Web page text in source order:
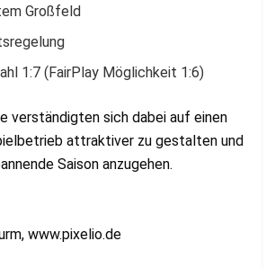
Großfeld
1:7 (FairPlay Möglichkeit 1:6)
verständigten sich dabei auf einen
attraktiver zu gestalten und
Saison anzugehen.
www.pixelio.de